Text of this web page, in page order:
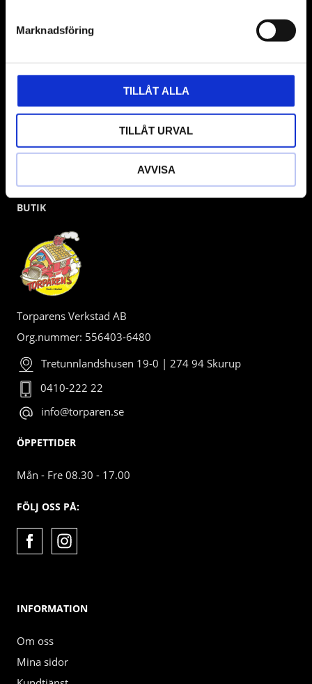
Marknadsföring
TILLÅT ALLA
TILLÅT URVAL
AVVISA
gärna om vad som helst då vi gör vårt yttersta för att hjälpa
BUTIK
Torparens Verkstad AB
Org.nummer: 556403-6480
Tretunnlandshusen 19-0 | 274 94 Skurup
0410-222 22
info@torparen.se
ÖPPETTIDER
Mån - Fre 08.30 - 17.00
FÖLJ OSS PÅ:
INFORMATION
Om oss
Mina sidor